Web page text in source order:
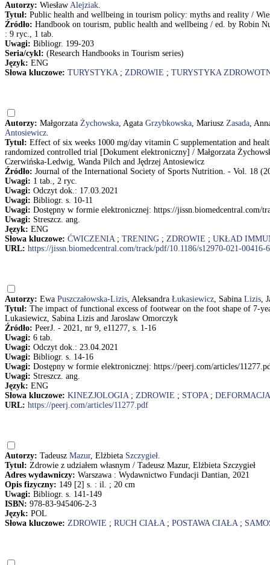
Autorzy: Wiesław Alejziak.
Tytuł: Public health and wellbeing in tourism policy: myths and reality /
Źródło: Handbook on tourism, public health and wellbeing / ed. by Robin
: 9 ryc., 1 tab.
Uwagi: Bibliogr. 199-203
Seria/cykl: (Research Handbooks in Tourism series)
Język: ENG
Słowa kluczowe: TURYSTYKA; ZDROWIE ; TURYSTYKA
Autorzy: Małgorzata Żychowska, Agata Grzybkowska, Mariusz Zasada,
Antosiewicz.
Tytuł: Effect of six weeks 1000 mg/day vitamin C supplementation and
randomized controlled trial [Dokument elektroniczny] / Małgorzata
Czerwińska-Ledwig, Wanda Pilch and Jędrzej Antosiewicz
Źródło: Journal of the International Society of Sports Nutrition. - Vol. 18
Uwagi: 1 tab., 2 ryc.
Uwagi: Odczyt dok.: 17.03.2021
Uwagi: Bibliogr. s. 10-11
Uwagi: Dostępny w formie elektronicznej: https://jissn.biomedcentral.com/
Uwagi: Streszcz. ang.
Język: ENG
Słowa kluczowe: ĆWICZENIA; TRENING ; ZDROWIE ; UKŁAD
URL: https://jissn.biomedcentral.com/track/pdf/10.1186/s12970-021-00416-
Autorzy: Ewa Puszczałowska-Lizis, Aleksandra Łukasiewicz, Sabina Lizis,
Tytuł: The impact of functional excess of footwear on the foot shape of 7-
Lukasiewicz, Sabina Lizis and Jaroslaw Omorczyk
Źródło: PeerJ. - 2021, nr 9, e11277, s. 1-16
Uwagi: 6 tab.
Uwagi: Odczyt dok.: 23.04.2021
Uwagi: Bibliogr. s. 14-16
Uwagi: Dostępny w formie elektronicznej: https://peerj.com/articles/
Uwagi: Streszcz. ang.
Język: ENG
Słowa kluczowe: KINEZJOLOGIA; ZDROWIE ; STOPA; DEFORMACJA
URL: https://peerj.com/articles/11277.pdf
Autorzy: Tadeusz Mazur, Elżbieta Szczygieł.
Tytuł: Zdrowie z udziałem własnym / Tadeusz Mazur, Elżbieta Szczygieł
Adres wydawniczy: Warszawa : Wydawnictwo Fundacji Dantian, 2021
Opis fizyczny: 149 [2] s. : il. ; 20 cm
Uwagi: Bibliogr. s. 141-149
ISBN: 978-83-945406-2-3
Język: POL
Słowa kluczowe: ZDROWIE ; RUCH CIAŁA; POSTAWA CIAŁA;